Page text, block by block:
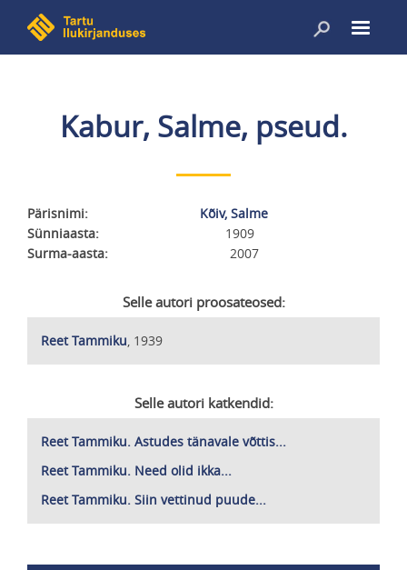
edasi
Kabur, Salme, pseud.
Pärisnimi
Kõiv, Salme
Sünniaasta
1909
Surma-aasta
2007
Selle autori proosateosed:
Reet Tammiku, 1939
Selle autori katkendid:
Reet Tammiku. Astudes tänavale võttis...
Reet Tammiku. Need olid ikka...
Reet Tammiku. Siin vettinud puude...